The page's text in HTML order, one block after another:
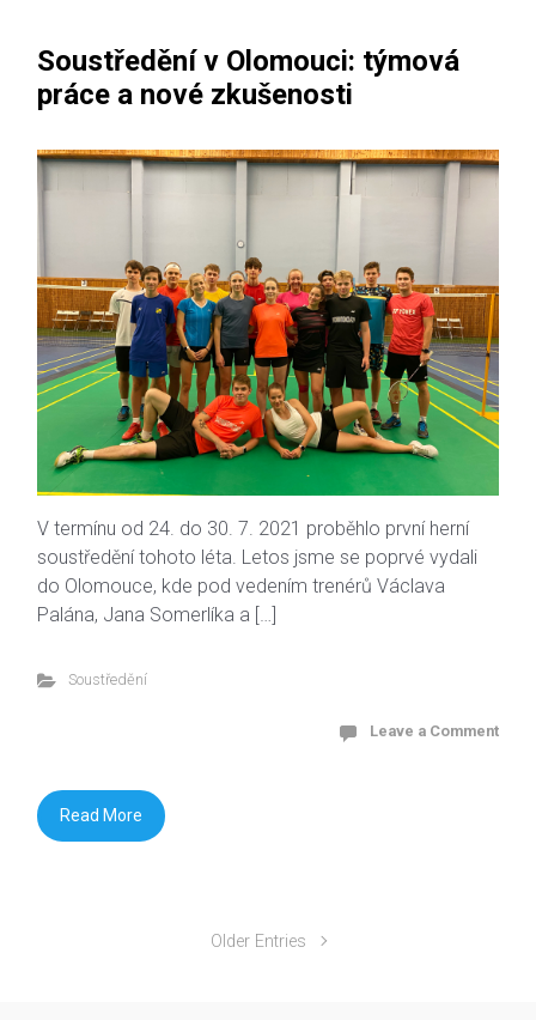
Soustředění v Olomouci: týmová
práce a nové zkušenosti
V termínu od 24. do 30. 7. 2021 proběhlo první herní
soustředění tohoto léta. Letos jsme se poprvé vydali
do Olomouce, kde pod vedením trenérů Václava
Palána, Jana Somerlíka a […]
Soustředění
Leave a Comment
Read More
Older Entries